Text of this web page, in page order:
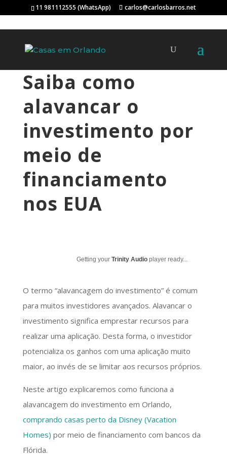
11 981112555 (WhatsApp) carlos@carlosbarros.net
Saiba como
alavancar o
investimento por
meio de
financiamento
nos EUA
Getting your Trinity Audioplayer ready...
O termo “alavancagem do investimento” é comum
para muitos investidores avançados. Alavancar o
investimento significa emprestar recursos para
realizar uma aplicação. Desta forma, o investidor
potencializa os ganhos com uma aplicação muito
maior, ao invés de se limitar aos recursos próprios.
Neste artigo explicaremos como funciona a
alavancagem do investimento em Orlando,
comprando casas perto da Disney (Vacation
Homes) por meio de financiamento com bancos da
Flórida.